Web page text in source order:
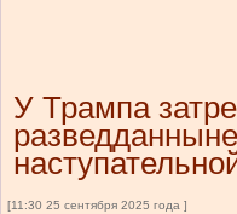
У Трампа
[11:30 25 сентября 2025 года ]